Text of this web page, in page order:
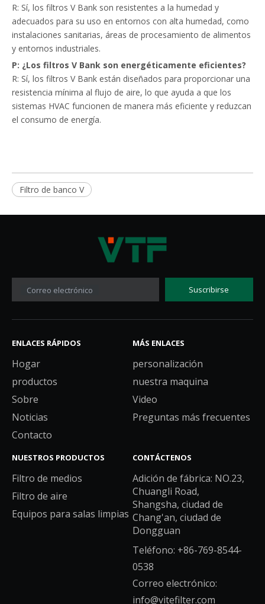
R: Sí, los filtros V Bank son resistentes a la humedad y
adecuados para su uso en entornos con alta humedad, como
instalaciones sanitarias, áreas de procesamiento de alimentos
y entornos industriales.
P: ¿Los filtros V Bank son energéticamente eficientes?
R: Sí, los filtros V Bank están diseñados para proporcionar una
resistencia mínima al flujo de aire, lo que ayuda a que los
sistemas HVAC funcionen de manera más eficiente y reduzcan
el consumo de energía.
Filtro de banco V
Correo electrónico Suscribirse
ENLACES RÁPIDOS
Hogar
productos
Sobre
Noticias
Contacto
MÁS ENLACES
personalización
nuestra maquina
Video
Preguntas más frecuentes
NUESTROS PRODUCTOS
Filtro de medios
Filtro de aire
Equipos para salas limpias
CONTÁCTENOS
Adición de fábrica: NO.23,
Chuangli Road,
Shangsha, ciudad de
Chang'an, ciudad de
Dongguan
Teléfono: +86-769-8544-
0538
Correo electrónico:
info@vitefilter.com